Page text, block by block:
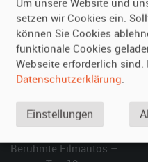
Vermieten
Oldtimer anmelden
Fotos senden
Fragen für Vermieter
Berühmte Filmautos –
setzen wir Cookies ein.
können Sie Cookies
funktionale Cookies
Webseite erforderlich
Datenschutzerklärung.
Einstellungen